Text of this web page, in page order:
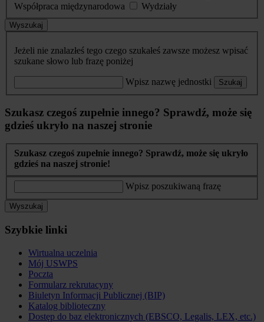
Współpraca międzynarodowa
Wydziały
Wyszukaj
Jeżeli nie znalazłeś tego czego szukałeś zawsze możesz wpisać
szukane słowo lub frazę poniżej
Wpisz nazwę jednostki Szukaj
Szukasz czegoś zupełnie innego? Sprawdź, może się
gdzieś ukryło na naszej stronie
Szukasz czegoś zupełnie innego? Sprawdź, może się ukryło
gdzieś na naszej stronie!
Wpisz poszukiwaną frazę
Wyszukaj
Szybkie linki
Wirtualna uczelnia
Mój USWPS
Poczta
Formularz rekrutacyny
Biuletyn Informacji Publicznej (BIP)
Katalog biblioteczny
Dostęp do baz elektronicznych (EBSCO, Legalis, LEX, etc.)